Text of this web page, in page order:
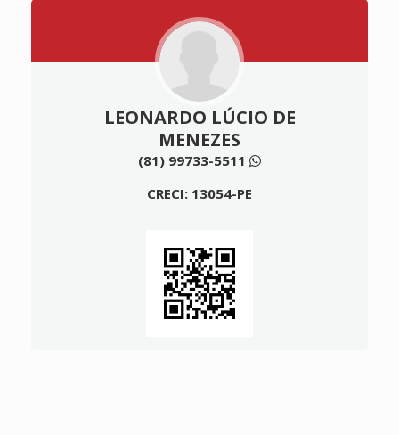
LEONARDO LÚCIO DE
MENEZES
(81) 99733-5511
CRECI: 13054-PE